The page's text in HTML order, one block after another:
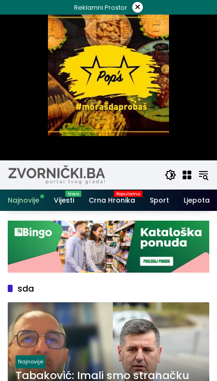
to
Reklamni Prostor ×
Najnovije Vijesti Crna Hronika Sport Ljepota i
sda
Najnovije
Tabaković: Imali smo stranačku